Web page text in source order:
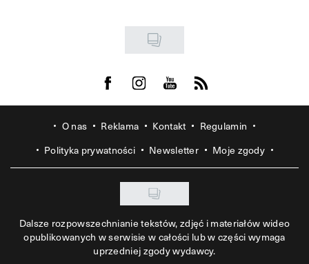
Visit us on Facebook
Visit us on Instagram
Visit us on Youtube
Visit us on Rss
O nas Reklama Kontakt
Regulamin
Polityka prywatności
Newsletter Moje zgody
Dalsze rozpowszechnianie tekstów, zdjęć i materiałów wideo
opublikowanych w serwisie w całości lub w części wymaga
uprzedniej zgody wydawcy.